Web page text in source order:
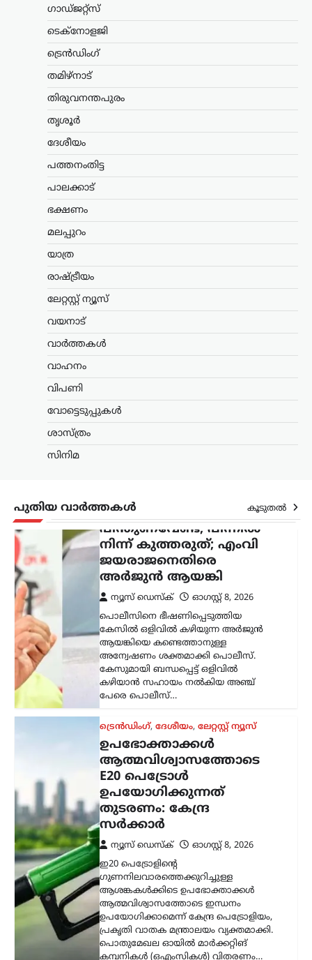
ഗാഡ്ജറ്റ്സ്
ടെക്നോളജി
ട്രെൻഡിംഗ്
തമിഴ്നാട്
തിരുവനന്തപുരം
തൃശൂർ
ദേശീയം
പത്തനംതിട്ട
പാലക്കാട്
ഭക്ഷണം
മലപ്പുറം
യാത്ര
രാഷ്ട്രീയം
ലേറ്റസ്റ്റ് ന്യൂസ്
വയനാട്
വാർത്തകൾ
വാഹനം
വിപണി
വോട്ടെടുപ്പുകൾ
ശാസ്ത്രം
സിനിമ
പുതിയ വാർത്തകൾ കൂടുതൽ
പ്രധാനമന്ത്രിക്ക്
യുവാക്കളെ കാണാൻ
സമയമില്ല;
കൂറുമാറിയവരെ
നിൽക്കുമെന്ന് ഉറപ്പ്
നൽകാനും സമയം
കണ്ടെത്തുന്നു: ഉദ്ധവ്
രൂക്ഷ വിമർശനവുമായി ശിവസേന
രാജ്യത്ത് പ്രതിഷേധിക്കുന്ന യുവാക്കളുടെ
വിട്ട്…
കേരളം
പിന്തുണവേണ്ട, പിന്നില്‍
നിന്ന് കുത്തരുത്; എംവി
ജയരാജനെതിരെ
പൊലീസിനെ ഭീഷണിപ്പെടുത്തിയ
കേസിൽ ഒളിവിൽ കഴിയുന്ന അർജുൻ
ട്രെൻഡിംഗ് ലേറ്റസ്റ്റ് ന്യൂസ്
ഉപഭോക്താക്കൾ
ആത്മവിശ്വാസത്തോടെ
E20 പെട്രോൾ
ഉപയോഗിക്കുന്നത്
തുടരണം: കേന്ദ്ര
സർക്കാർ
ന്യൂസ് ഡെസ്ക്
ഓഗസ്റ്റ്‌ 8, 2026
ഇ20 പെട്രോളിന്റെ
ഗുണനിലവാരത്തെക്കുറിച്ചുള്ള
ആശങ്കകൾക്കിടെ ഉപഭോക്താക്കൾ
ആത്മവിശ്വാസത്തോടെ ഇന്ധനം
ഉപയോഗിക്കാമെന്ന് കേന്ദ്ര പെട്രോളിയം,
പ്രകൃതി വാതക മന്ത്രാലയം വ്യക്തമാക്കി.
പൊതുമേഖല ഓയിൽ മാർക്കറ്റിങ്
കമ്പനികൾ (ഒഎംസികൾ) വിതരണം…
കേരളം,ട്രെൻഡിംഗ്
ലേറ്റസ്റ്റ് ന്യൂസ്
‘കേരളത്തിൽ ബിജെപി
അല്ല, പക്ഷേ
ബിജെപിക്കായി
ഭരിക്കുന്നത് യുഡിഎഫ്’;
സതീശനെതിരെ എം.വി.
ഗോവിന്ദൻ
ന്യൂസ് ഡെസ്ക്
ഓഗസ്റ്റ്‌ 8, 2026
കേരളത്തിൽ ബിജെപി
അധികാരത്തിലില്ലെങ്കിലും വി.ഡി.
സതീശന്റെ നേതൃത്വത്തിലുള്ള യുഡിഎഫ്